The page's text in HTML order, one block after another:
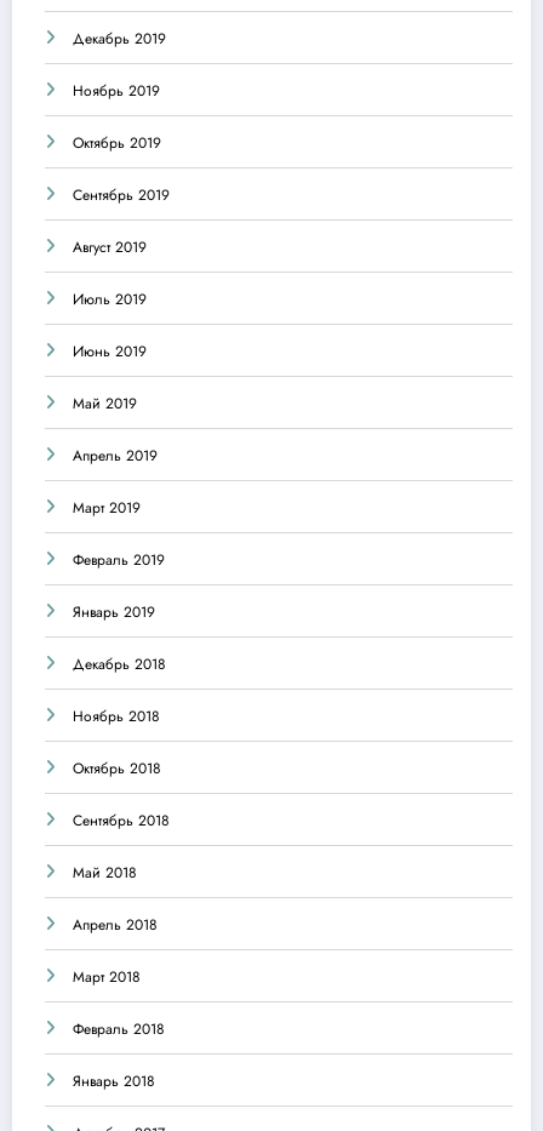
Декабрь 2019
Ноябрь 2019
Октябрь 2019
Сентябрь 2019
Август 2019
Июль 2019
Июнь 2019
Май 2019
Апрель 2019
Март 2019
Февраль 2019
Январь 2019
Декабрь 2018
Ноябрь 2018
Октябрь 2018
Сентябрь 2018
Май 2018
Апрель 2018
Март 2018
Февраль 2018
Январь 2018